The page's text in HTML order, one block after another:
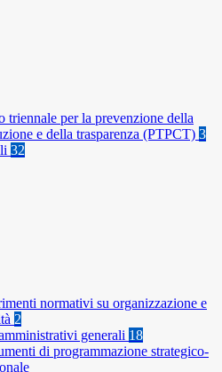
triennale per la prevenzione della
e della trasparenza (PTPCT) 3
32
normativi su organizzazione e
2
generali 18
di programmazione strategico-